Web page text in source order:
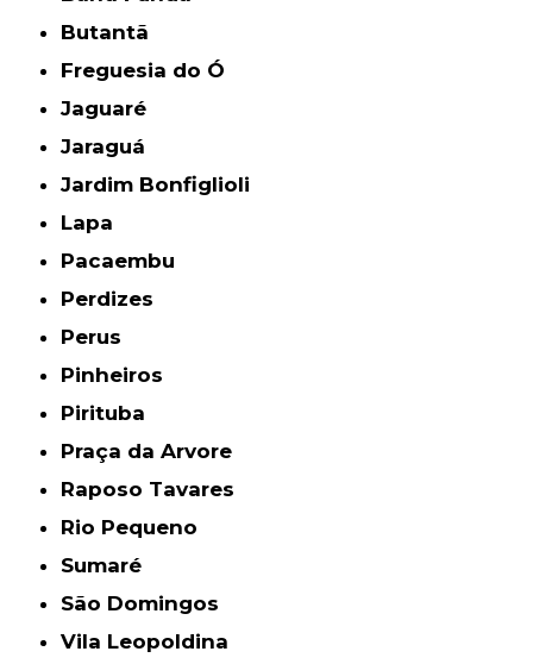
Butantã
Freguesia do Ó
Jaguaré
Jaraguá
Jardim Bonfiglioli
Lapa
Pacaembu
Perdizes
Perus
Pinheiros
Pirituba
Praça da Arvore
Raposo Tavares
Rio Pequeno
Sumaré
São Domingos
Vila Leopoldina